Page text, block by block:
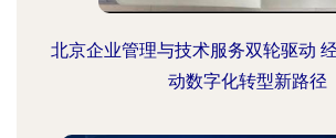
北京企业管理与技术服务双轮驱动
动数字化转型新路径